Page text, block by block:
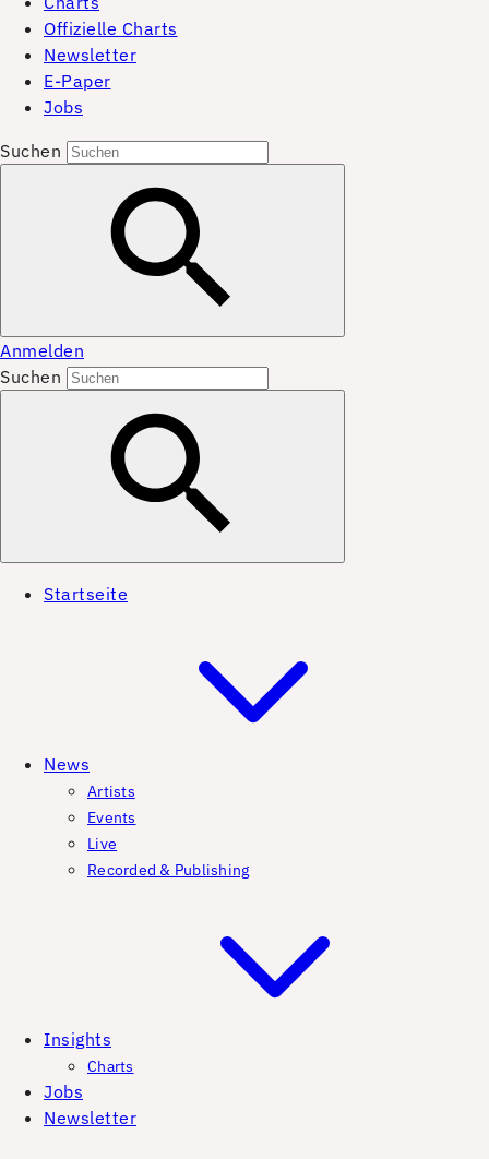
Offizielle Charts
Newsletter
E-Paper
Jobs
Suchen
Anmelden
Suchen
Startseite
News
Artists
Events
Live
Recorded & Publishing
Insights
Charts
Jobs
Newsletter